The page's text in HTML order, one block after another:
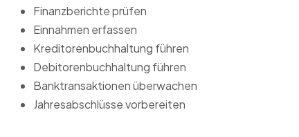
Finanzberichte prüfen
Einnahmen erfassen
Kreditorenbuchhaltung führen
Debitorenbuchhaltung führen
Banktransaktionen überwachen
Jahresabschlüsse vorbereiten